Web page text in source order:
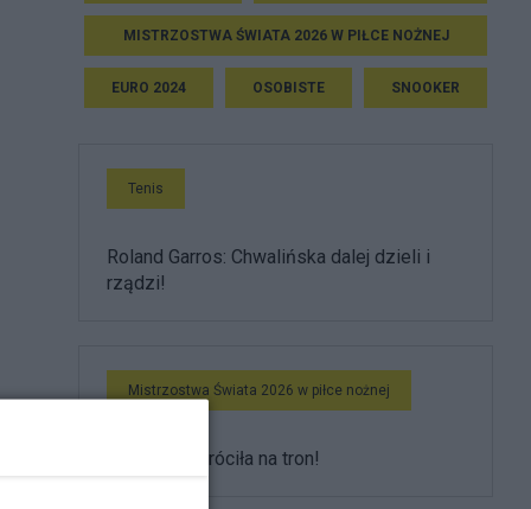
MISTRZOSTWA ŚWIATA 2026 W PIŁCE NOŻNEJ
EURO 2024 OSOBISTE SNOOKER
Tenis
Roland Garros: Chwalińska dalej dzieli i
rządzi!
Mistrzostwa Świata 2026 w piłce nożnej
Hiszpania wróciła na tron!